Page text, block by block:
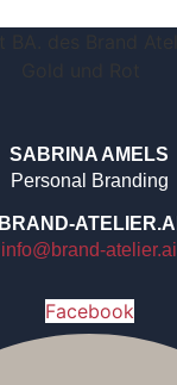
SABRINA AMELS
Personal Branding
BRAND-ATELIER.AI
info@brand-atelier.ai
Facebook